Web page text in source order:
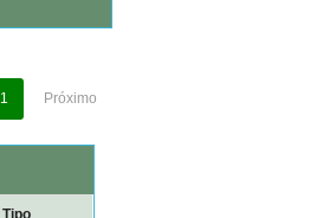
1 Próximo
Tipo